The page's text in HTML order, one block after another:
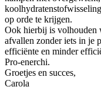
op orde te krijgen.
Ook hierbij is volhouden
afvallen zonder iets in je
efficiënte en minder
Pro-enerchi.
Groetjes en succes,
Carola